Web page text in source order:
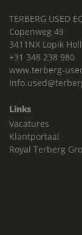
TERBERG USED
Copenweg 49
3411NX Lopik
+31 348 238 980
www.terberg-
Links
Vacatures
Klantportaal
Royal Terberg